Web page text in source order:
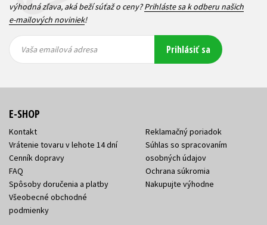
výhodná zľava, aká beží súťaž o ceny?Prihláste sa k odberu našich
e-mailových noviniek!
emailová
emailová
Vaša emailová adresa Prihlásiť sa
E-SHOP
Kontakt
Vrátenie tovaru v lehote 14 dní
Cenník dopravy
FAQ
Spôsoby doručenia a platby
Všeobecné obchodné
podmienky
Reklamačný poriadok
Súhlas so spracovaním
osobných údajov
Ochrana súkromia
Nakupujte výhodne